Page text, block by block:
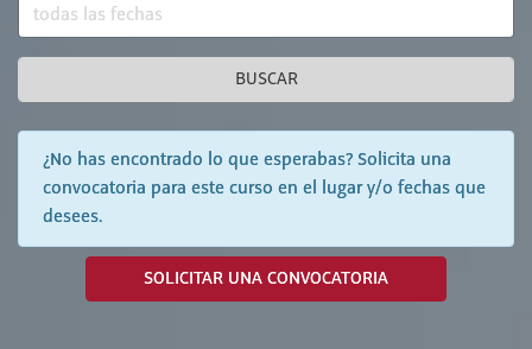
BUSCAR
¿No has encontrado lo que esperabas? Solicita una
convocatoria para este curso en el lugar y/o fechas que
desees.
SOLICITAR UNA CONVOCATORIA